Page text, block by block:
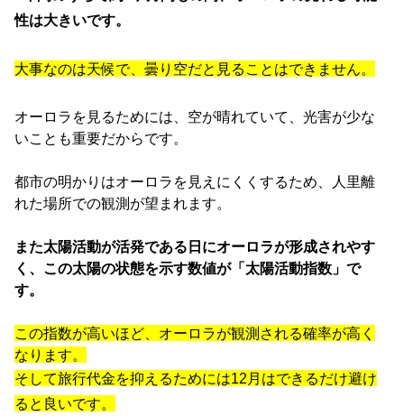
性は大きいです。
大事なのは天候で、曇り空だと見ることはできません。
オーロラを見るためには、空が晴れていて、光害が少な
いことも重要だからです。
都市の明かりはオーロラを見えにくくするため、
人里離
れた場所での観測が望まれます。
また太陽活動が活発である日にオーロラが形成されやす
く、 この太陽の状態を示す数値が「太陽活動指数」で
す。
この指数が高いほど、オーロラが観測される確率が高く
なります。
そして旅行代金を抑えるためには12月はできるだけ避け
ると良いです。